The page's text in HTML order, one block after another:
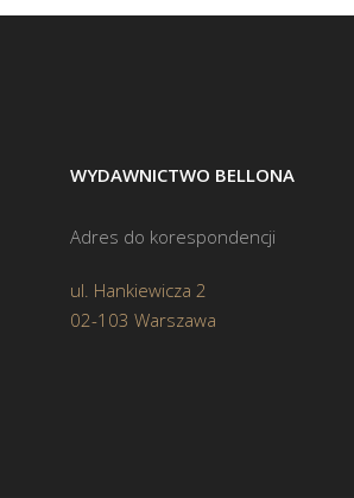
WYDAWNICTWO BELLONA
Adres do korespondencji
ul. Hankiewicza 2
02-103 Warszawa